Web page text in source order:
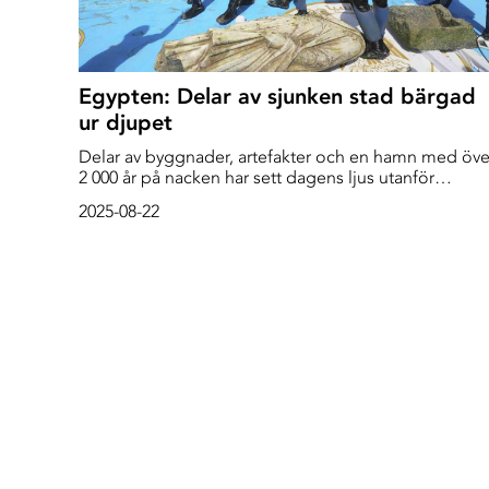
Egypten: Delar av sjunken stad bärgad
ur djupet
Delar av byggnader, artefakter och en hamn med
2 000 år på nacken har sett dagens ljus utanför
2025-08-22